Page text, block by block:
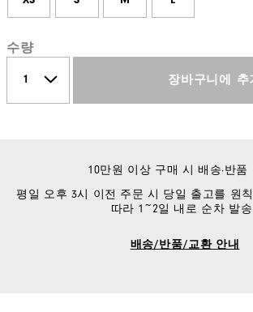
수량
장바구니에 추
10만원 이상 구매 시 배송·반품
평일 오후 3시 이전 주문 시 당일 출고를 원
따라 1~2일 내로 순차 발송
배송/반품/교환 안내